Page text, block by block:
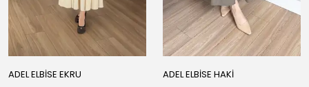
ADEL ELBİSE EKRU ADEL ELBİSE HAKİ